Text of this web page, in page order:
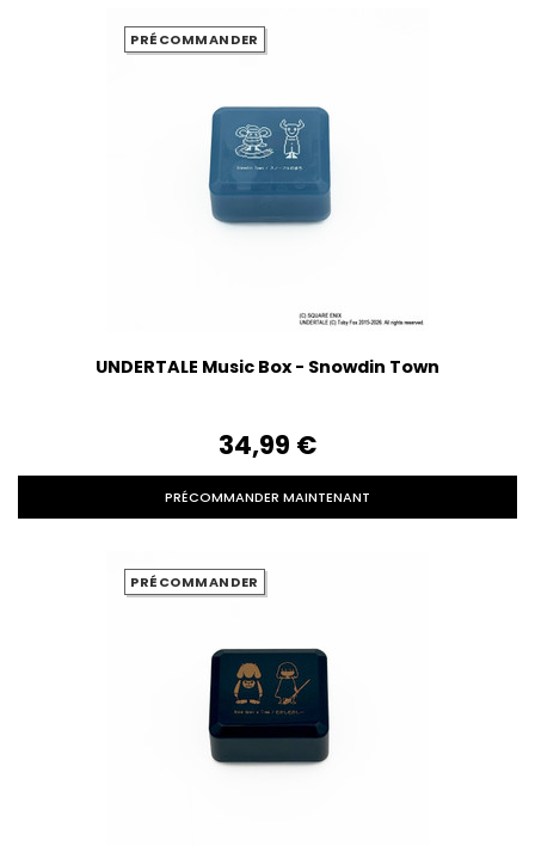
PRÉCOMMANDER
UNDERTALE Music Box - Snowdin Town
34,99‎ ‎€
PRÉCOMMANDER MAINTENANT
PRÉCOMMANDER